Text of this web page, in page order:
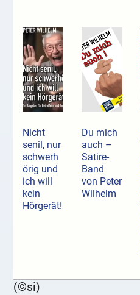
Nicht
senil, nur
schwerh
örig und
ich will
kein
Hörgerät!
Du mich
auch –
Satire-
Band
von Peter
Wilhelm
(©si)